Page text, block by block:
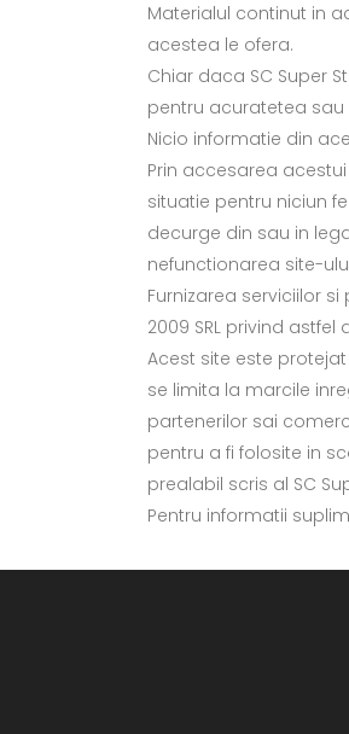
Materialul continut in
acestea le ofera.
Chiar daca SC Super
pentru acuratetea sau
Nicio informatie din
Prin accesarea
situatie pentru niciun
decurge din sau in
nefunctionarea site-
Furnizarea serviciilor
2009 SRL privind
Acest site este
se limita la marcile
partenerilor sai
pentru a fi folosite in
prealabil scris al SC
Pentru informatii